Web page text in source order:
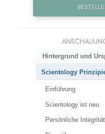
Hintergrund und
Scientology
Einführung
Scientology ist neu
Persönliche